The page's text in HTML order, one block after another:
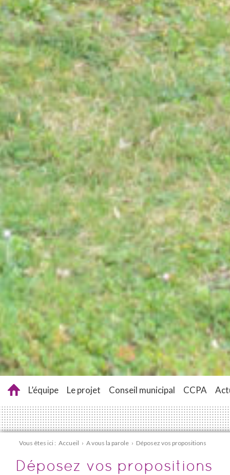
L’équipe Le projet Conseil municipal CCPA
Vous êtes ici : Accueil › A vous la parole › Déposez vos propositions
Déposez vos propositions